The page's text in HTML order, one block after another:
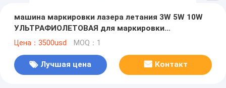
машина маркировки лазера летания 3W 5W 10W
УЛЬТРАФИОЛЕТОВАЯ для маркировки
производственной линии
Цена：3500usd MOQ：1
Лучшая цена Контакт